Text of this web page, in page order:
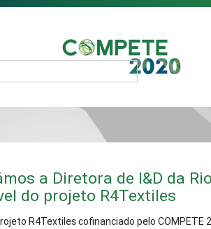
a Diretora de I&D da
do projeto R4Textiles
R4Textiles cofinanciado pelo COMPETE